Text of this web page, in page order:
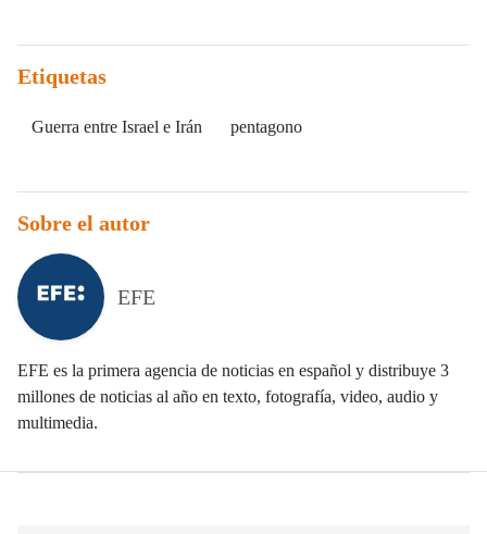
Etiquetas
Guerra entre Israel e Irán pentagono
Sobre el autor
EFE
EFE es la primera agencia de noticias en español y distribuye 3
millones de noticias al año en texto, fotografía, video, audio y
multimedia.